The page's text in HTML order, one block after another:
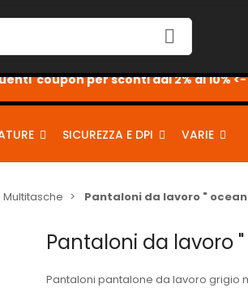
coupon per sconti dal 2% al 10% <-
SICUREZZA E DPI VARIE
Pantaloni da lavoro "
Pantaloni da lavoro
Pantaloni pantalone da lavoro grigio